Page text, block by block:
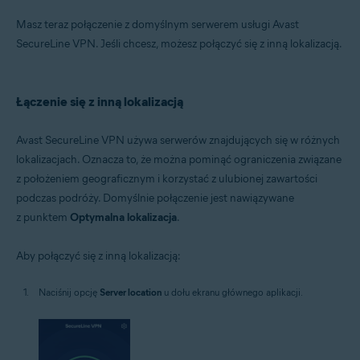
Masz teraz połączenie z domyślnym serwerem usługi Avast
SecureLine VPN. Jeśli chcesz, możesz połączyć się z inną lokalizacją.
Łączenie się z inną lokalizacją
Avast SecureLine VPN używa serwerów znajdujących się w różnych
lokalizacjach. Oznacza to, że można pominąć ograniczenia związane
z położeniem geograficznym i korzystać z ulubionej zawartości
podczas podróży. Domyślnie połączenie jest nawiązywane
z punktem Optymalna lokalizacja.
Aby połączyć się z inną lokalizacją:
Naciśnij opcję Server location u dołu ekranu głównego aplikacji.